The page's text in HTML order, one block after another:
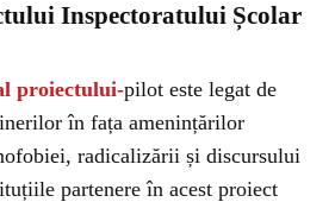
Inspectoratului Școlar
proiectului-pilot este legat de
în fața amenințărilor
radicalizării și discursului
partenere în acest proiect